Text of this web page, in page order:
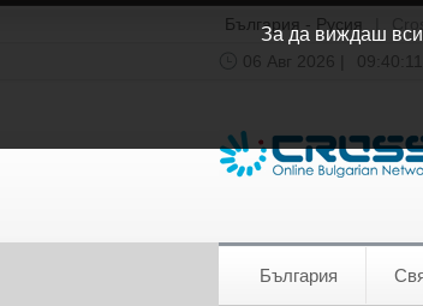
България - Русия
06 Авг 2026 |
09:40:12
България
За да виждаш